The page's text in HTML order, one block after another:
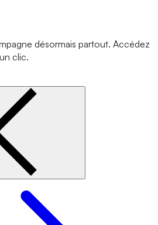
désormais partout. Accédez
clic.